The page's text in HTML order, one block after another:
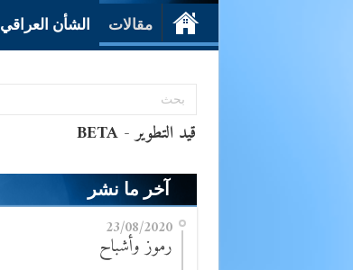
مقالات الشأن العراقي
آخر ما نشر
23/08/2020
رموز وأشباح